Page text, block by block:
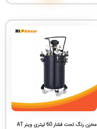
مخزن رنگ تحت فشار 60 لیتری وینر AT